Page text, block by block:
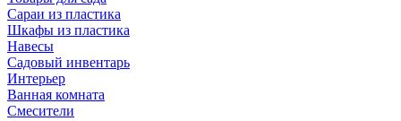
Сараи из пластика
Шкафы из пластика
Навесы
Садовый инвентарь
Интерьер
Ванная комната
Смесители